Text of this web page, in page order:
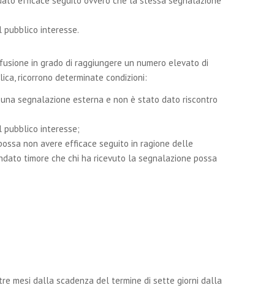
interesse.
in grado di raggiungere un numero elevato di
ricorrono determinate condizioni:
segnalazione esterna e non è stato dato riscontro
pubblico interesse;
non avere efficace seguito in ragione delle
timore che chi ha ricevuto la segnalazione possa
mesi dalla scadenza del termine di sette giorni dalla